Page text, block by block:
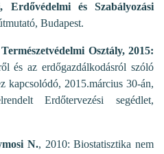
és Szabályozási
Budapest.
Osztály, 2015:
és az erdőgazdálkodásról szóló
2015.március 30-án,
Erdőtervezési segédlet,
N., 2010: Biostatisztika nem